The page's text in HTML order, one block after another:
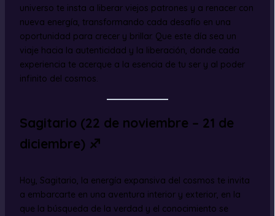
universo te insta a liberar viejos patrones y a renacer con
nueva energía, transformando cada desafío en una
oportunidad para crecer y brillar. Que este día sea un
viaje hacia la autenticidad y la liberación, donde cada
experiencia te acerque a la esencia de tu ser y al poder
infinito del cosmos.
Sagitario (22 de noviembre – 21 de
diciembre) ♐
Hoy, Sagitario, la energía expansiva del cosmos te invita
a embarcarte en una aventura interior y exterior, en la
que la búsqueda de la verdad y el conocimiento se